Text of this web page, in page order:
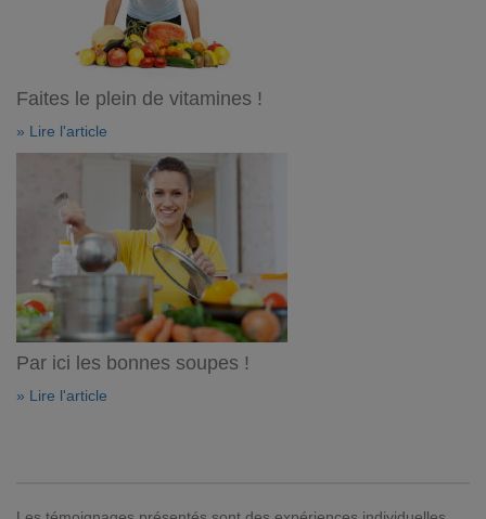
Faites le plein de vitamines !
» Lire l'article
Par ici les bonnes soupes !
» Lire l'article